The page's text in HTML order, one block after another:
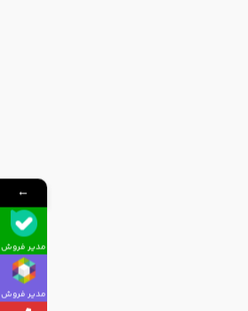
←
مدیر فروش
مدیر فروش